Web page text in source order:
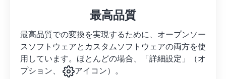
最高品質
最高品質での変換を実現するために、オープンソー
スソフトウェアとカスタムソフトウェアの両方を使
用しています。ほとんどの場合、「詳細設定」（オ
プション、
アイコン）。